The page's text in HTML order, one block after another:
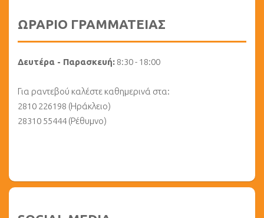
ΩΡΑΡΙΟ ΓΡΑΜΜΑΤΕΙΑΣ
Δευτέρα - Παρασκευή: 8:30 - 18:00
Για ραντεβού καλέστε καθημερινά στα:
2810 226198 (Ηράκλειο)
28310 55444 (Ρέθυμνο)